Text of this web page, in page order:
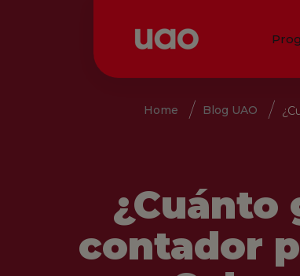
¿Cuánto
contador
Home Blog UAO